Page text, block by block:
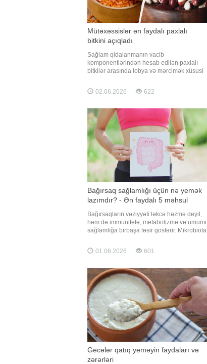
Mütəxəssislər ən faydalı paxlalı
bitkini açıqladı
Sağlam qidalanmanın vacib
komponentlərindən hesab edilən paxlalı
bitkilər arasında lobya və mərcimək xüsusi
məhsul yüksək qida dəyərinə malik olsa da,
onların tərkibi və orqanizmə təsiri
Qaynarinfo Unian-a istinadə
02.06.2026 622
Bağırsaq sağlamlığı üçün nə yemək
lazımdır? - Ən faydalı 5 məhsul
Bağırsaqların vəziyyəti təkcə həzmə deyil,
həm də immunitetə, metabolizmə və ümumi
sağlamlığa birbaşa təsir göstərir. Mikrobiota
qidalar kömək edir. Mütəxəssislər bağırsaq
sağlamlığı üçün xüsusilə faydalı olan 5
xəbər veri
01.06.2026 601
Gecələr qatıq yeməyin faydaları və
zərərləri